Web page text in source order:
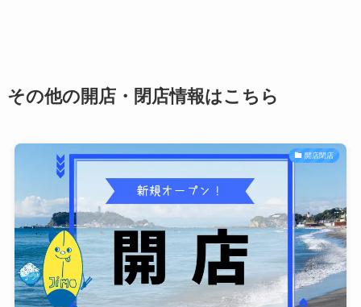
その他の開店・閉店情報はこちら
開店閉店